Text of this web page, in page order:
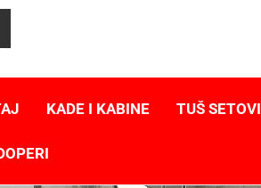
KADE I KABINE TUŠ SETOVI